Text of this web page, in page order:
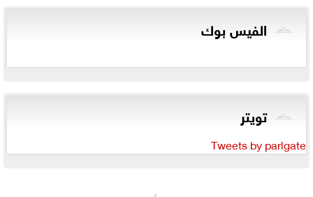
الفيس بوك
تويتر
Tweets by parlgate